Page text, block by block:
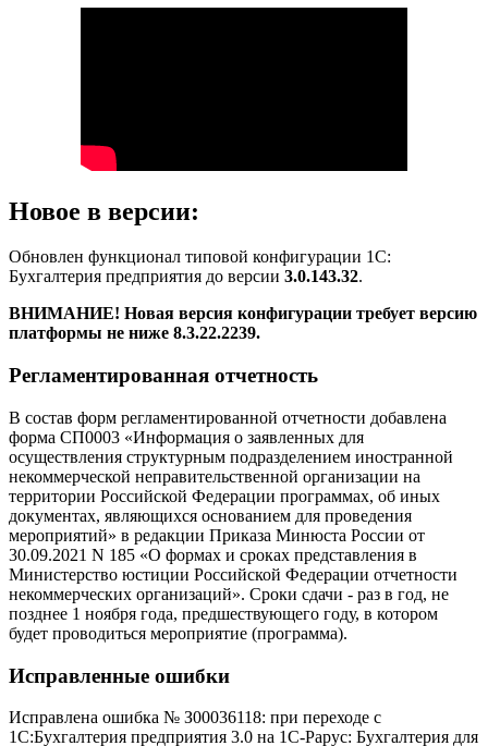
Новое в версии:
Обновлен функционал типовой конфигурации 1С:
Бухгалтерия предприятия до версии 3.0.143.32.
ВНИМАНИЕ! Новая версия конфигурации требует версию
платформы не ниже 8.3.22.2239.
Регламентированная отчетность
В состав форм регламентированной отчетности добавлена
форма СП0003 «Информация о заявленных для
осуществления структурным подразделением иностранной
некоммерческой неправительственной организации на
территории Российской Федерации программах, об иных
документах, являющихся основанием для проведения
мероприятий» в редакции Приказа Минюста России от
30.09.2021 N 185 «О формах и сроках представления в
Министерство юстиции Российской Федерации отчетности
некоммерческих организаций». Сроки сдачи - раз в год, не
позднее 1 ноября года, предшествующего году, в котором
будет проводиться мероприятие (программа).
Исправленные ошибки
Исправлена ошибка № З00036118: при переходе с
1С:Бухгалтерия предприятия 3.0 на 1С-Рарус: Бухгалтерия для